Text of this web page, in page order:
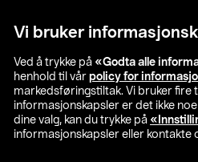
Vi bruker
Ved å trykke på «Godta alle
henhold til vår policy for
markedsføringstiltak. Vi bruker fire
informasjonskapsler er det ikke
dine valg, kan du trykke på
informasjonskapsler eller kontakte